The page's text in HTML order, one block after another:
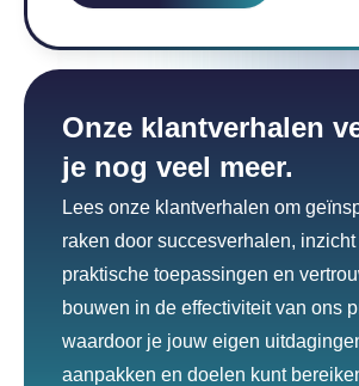
Onze klantverhalen
je nog veel meer.
Lees onze klantverhalen om
raken door succesverhalen,
praktische toepassingen en
bouwen in de effectiviteit van ons
waardoor je jouw eigen
aanpakken en doelen kunt